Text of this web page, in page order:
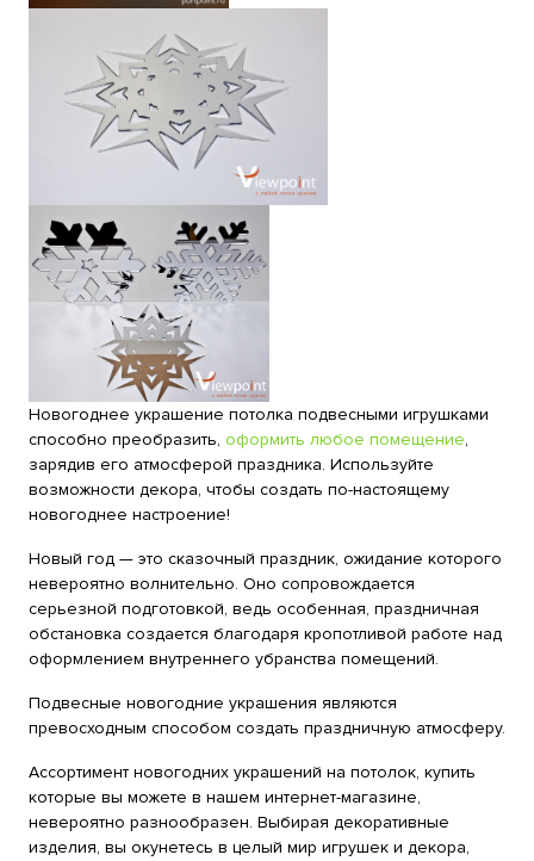
Новогоднее украшение потолка подвесными игрушками
способно преобразить, оформить любое помещение,
зарядив его атмосферой праздника. Используйте
возможности декора, чтобы создать по-настоящему
новогоднее настроение!
Новый год — это сказочный праздник, ожидание которого
невероятно волнительно. Оно сопровождается
серьезной подготовкой, ведь особенная, праздничная
обстановка создается благодаря кропотливой работе над
оформлением внутреннего убранства помещений.
Подвесные новогодние украшения являются
превосходным способом создать праздничную атмосферу.
Ассортимент новогодних украшений на потолок, купить
которые вы можете в нашем интернет-магазине,
невероятно разнообразен. Выбирая декоративные
изделия, вы окунетесь в целый мир игрушек и декора,